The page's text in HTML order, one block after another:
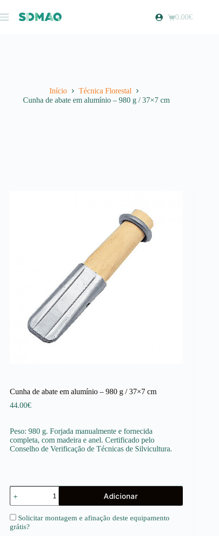
para
o
Carrinho
0.00€
Início
Técnica Florestal
Cunha de abate em alumínio – 980 g / 37×7 cm
Cunha de abate em alumínio – 980 g / 37×7 cm
44.00€
Peso: 980 g. Forjada manualmente e fornecida
completa, com madeira e anel. Certificado pelo
Conselho de Verificação de Técnicas de Silvicultura.
Quantidade
de
Cunha
de
abate
em
Adicionar
Solicitar montagem e afinação deste equipamento
grátis?